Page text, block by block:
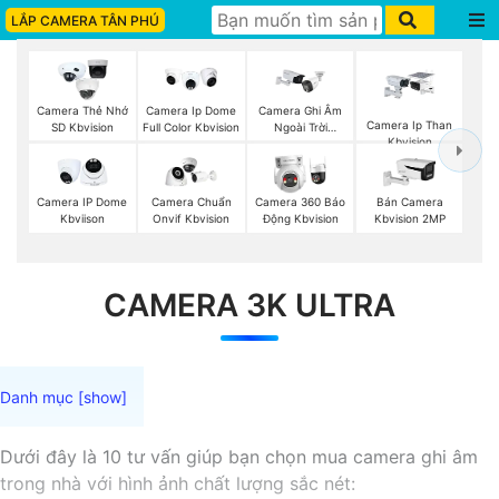
LẮP CAMERA TÂN PHÚ
Camera Thẻ Nhớ
SD Kbvision
Camera Ip Dome
Full Color Kbvision
Camera Ghi Âm
Ngoài Trời
Camera Ip Than
Kbvision
Camera IP Dome
Kbviison
Camera Chuẩn
Onvif Kbvision
Camera 360 Báo
Động Kbvision
Bán Camera
Kbvision 2MP
CAMERA 3K ULTRA
Dưới đây là 10 tư vấn giúp bạn chọn mua camera ghi âm
trong nhà với hình ảnh chất lượng sắc nét: